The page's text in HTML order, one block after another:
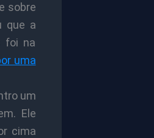
sobre
que a
foi na
uma
um
Ele
cima